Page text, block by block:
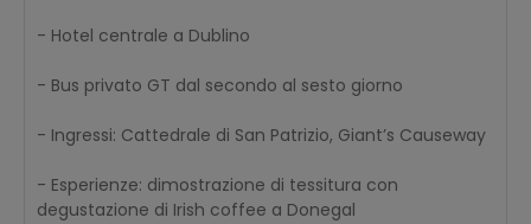
- Hotel centrale a Dublino
- Bus privato GT dal secondo al sesto giorno
- Ingressi: Cattedrale di San Patrizio, Giant’s Causeway
- Esperienze: dimostrazione di tessitura con
degustazione di Irish coffee a Donegal